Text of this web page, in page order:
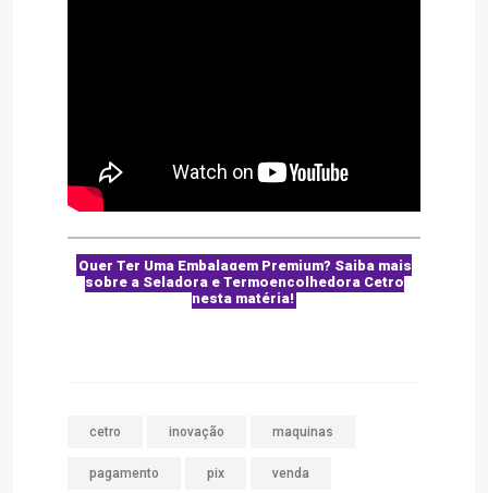
Quer Ter Uma Embalagem Premium? Saiba mais
sobre a Seladora e Termoencolhedora Cetro
nesta matéria!
cetro inovação maquinas
pagamento pix venda